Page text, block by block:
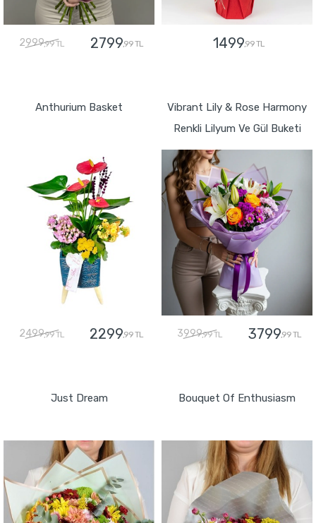
2999,99 TL 2799,99 TL 1499,99 TL
Anthurium Basket
2499,99 TL 2299,99 TL
Vibrant Lily & Rose Harmony
Renkli Lilyum Ve Gül Buketi
3999,99 TL 3799,99 TL
Just Dream Bouquet Of Enthusiasm